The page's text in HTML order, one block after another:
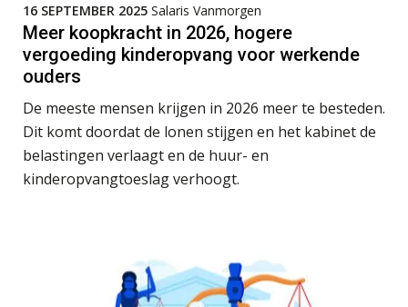
16 SEPTEMBER 2025 Salaris Vanmorgen
Meer koopkracht in 2026, hogere
vergoeding kinderopvang voor werkende
ouders
De meeste mensen krijgen in 2026 meer te besteden.
Dit komt doordat de lonen stijgen en het kabinet de
belastingen verlaagt en de huur- en
kinderopvangtoeslag verhoogt.
24
AUG
MOCuitgevers
AUG
MOCuitgevers
25
AUG
MOCuitgevers
MOCuitgevers